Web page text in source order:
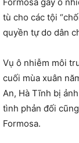
tù cho các tội
quyền tự do dân
Vụ ô nhiễm môi
cuối mùa xuân
An, Hà Tĩnh bị
tình phản đối
Formosa.